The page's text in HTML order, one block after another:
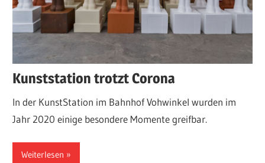
Kunststation trotzt Corona
In der KunstStation im Bahnhof Vohwinkel wurden im
Jahr 2020 einige besondere Momente greifbar.
Weiterlesen